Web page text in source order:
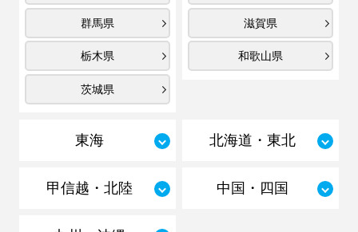
群馬県
栃木県
茨城県
滋賀県
和歌山県
東海 北海道・東北
甲信越・北陸 中国・四国